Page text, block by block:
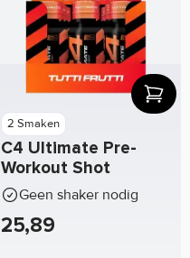
2 Smaken
C4 Ultimate Pre-
Workout Shot
Geen shaker nodig
25,89